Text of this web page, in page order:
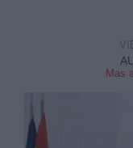
Mas
Información